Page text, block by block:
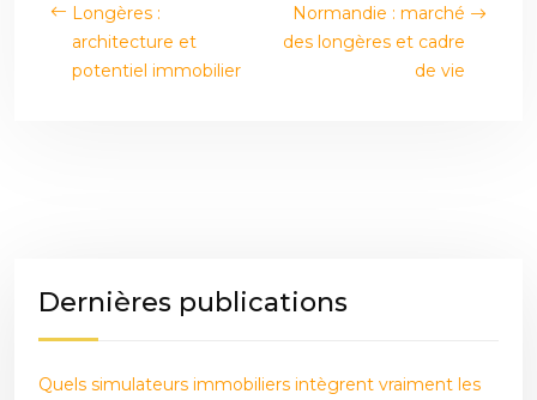
Longères :
architecture et
potentiel immobilier
Normandie : marché
des longères et cadre
de vie
Dernières publications
Quels simulateurs immobiliers intègrent vraiment les